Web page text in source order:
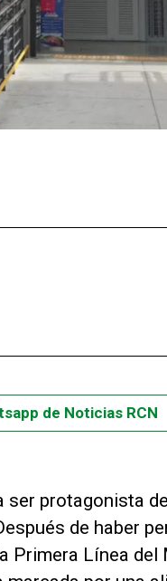
de Noticias RCN
ser protagonista
de haber
Primera Línea del